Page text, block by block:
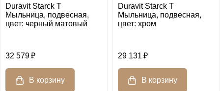
Duravit Starck T
Мыльница, подвесная,
цвет: черный матовый
32 579
Duravit Starck T
Мыльница, подвесная,
цвет: хром
29 131